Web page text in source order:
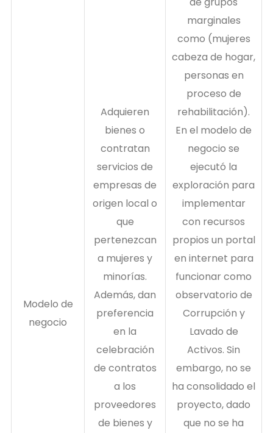
Modelo de
negocio
Adquieren
bienes o
contratan
servicios de
empresas de
origen local o
que
pertenezcan
a mujeres y
minorías.
Además, dan
preferencia
en la
celebración
de contratos
a los
proveedores
de bienes y
marginales
como (mujeres
cabeza de hogar,
personas en
proceso de
rehabilitación).
En el modelo de
negocio se
ejecutó la
exploración para
implementar
con recursos
propios un portal
en internet para
funcionar como
observatorio de
Corrupción y
Lavado de
Activos. Sin
embargo, no se
ha consolidado el
proyecto, dado
que no se ha